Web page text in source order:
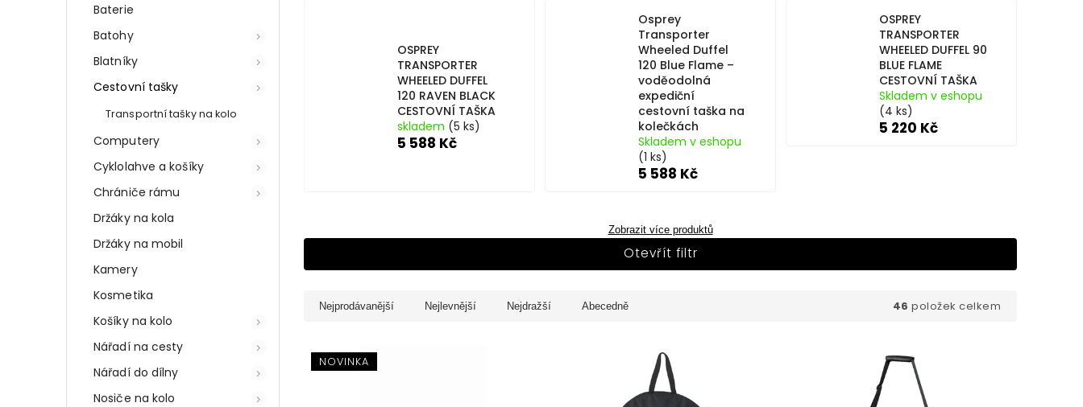
Baterie
Batohy
Blatníky
Cestovní tašky
Transportní tašky na kolo
Computery
Cyklolahve a košíky
Chrániče rámu
Držáky na kola
Držáky na mobil
Kamery
Kosmetika
Košíky na kolo
Nářadí na cesty
Nářadí do dílny
Nosiče na kolo
OSPREY
TRANSPORTER
WHEELED DUFFEL
120 RAVEN BLACK
CESTOVNÍ TAŠKA
skladem (5 ks)
5 588 Kč
Osprey
Transporter
Wheeled Duffel
120 Blue Flame –
voděodolná
expediční
cestovní taška na
kolečkách
Skladem v eshopu
(1 ks)
5 588 Kč
OSPREY
TRANSPORTER
WHEELED DUFFEL 90
BLUE FLAME
CESTOVNÍ TAŠKA
Skladem v eshopu
(4 ks)
5 220 Kč
Zobrazit více produktů
Otevřít filtr
Nejprodávanější Nejlevnější Nejdražší Abecedně 46 položek celkem
NOVINKA